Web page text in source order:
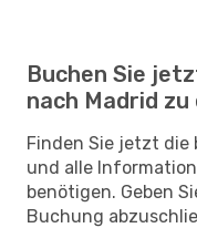
Buchen Sie
nach Madrid
Finden Sie jetzt die
und alle
benötigen. Geben
Buchung